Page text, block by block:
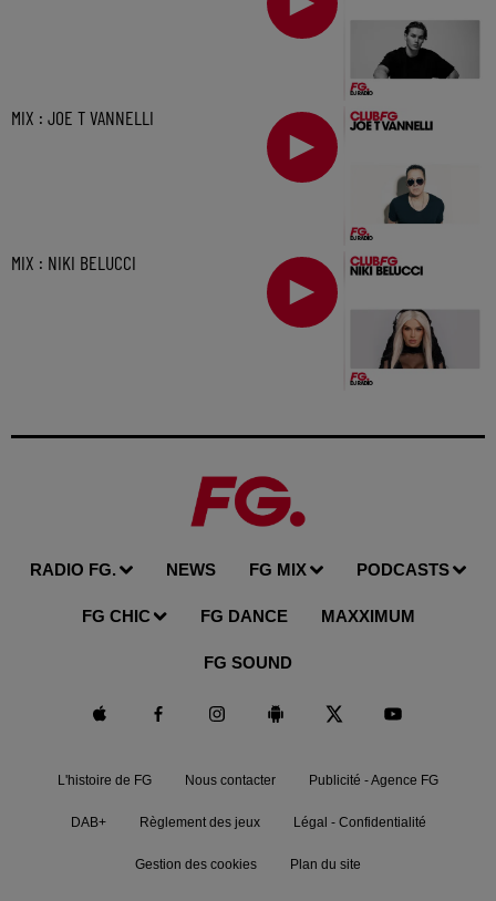
MIX : JOE T VANNELLI
MIX : NIKI BELUCCI
RADIO FG. NEWS FG MIX PODCASTS
FG CHIC FG DANCE MAXXIMUM
FG SOUND
L'histoire de FG Nous contacter Publicité - Agence FG
DAB+ Règlement des jeux Légal - Confidentialité
Gestion des cookies Plan du site